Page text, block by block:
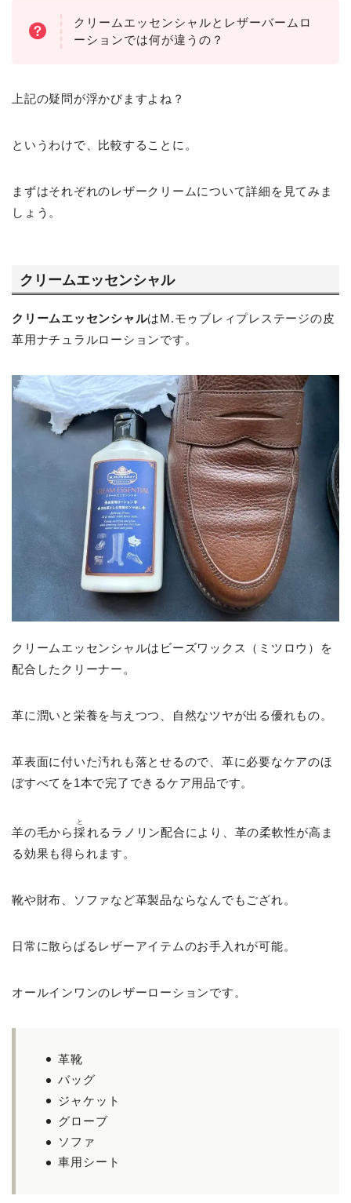
クリームエッセンシャルとレザーバームロ
ーションでは何が違うの？
上記の疑問が浮かびますよね？
というわけで、比較することに。
まずはそれぞれのレザークリームについて詳細を見てみま
しょう。
クリームエッセンシャル
クリームエッセンシャルはM.モゥブレィプレステージの皮
革用ナチュラルローションです。
クリームエッセンシャルはビーズワックス（ミツロウ）を
配合したクリーナー。
革に潤いと栄養を与えつつ、自然なツヤが出る優れもの。
革表面に付いた汚れも落とせるので、革に必要なケアのほ
ぼすべてを1本で完了できるケア用品です。
羊の毛から採
と
れるラノリン配合により、革の柔軟性が高ま
る効果も得られます。
靴や財布、ソファなど革製品ならなんでもござれ。
日常に散らばるレザーアイテムのお手入れが可能。
オールインワンのレザーローションです。
革靴
バッグ
ジャケット
グローブ
ソファ
車用シート